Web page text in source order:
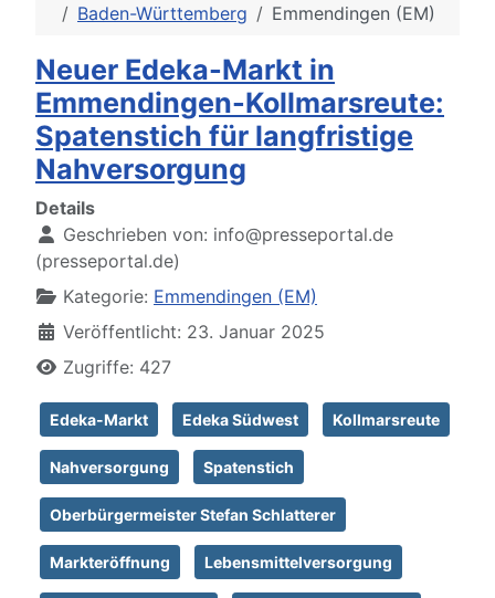
Baden-Württemberg
Emmendingen (EM)
Neuer Edeka-Markt in
Emmendingen-Kollmarsreute:
Spatenstich für langfristige
Nahversorgung
Details
Geschrieben von: info@presseportal.de
(presseportal.de)
Kategorie: Emmendingen (EM)
Veröffentlicht: 23. Januar 2025
Zugriffe: 427
Edeka-Markt Edeka Südwest Kollmarsreute
Nahversorgung Spatenstich
Oberbürgermeister Stefan Schlatterer
Markteröffnung Lebensmittelversorgung